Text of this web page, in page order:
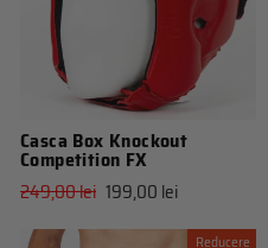
Casca Box Knockout
Competition FX
Pret
249,00 lei Pret
vanzare
199,00 lei
Reducere